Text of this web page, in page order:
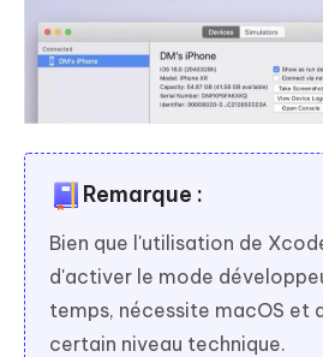
Remarque :
Bien que l'utilisation de
d'activer le mode
temps, nécessite macOS et
certain niveau technique.